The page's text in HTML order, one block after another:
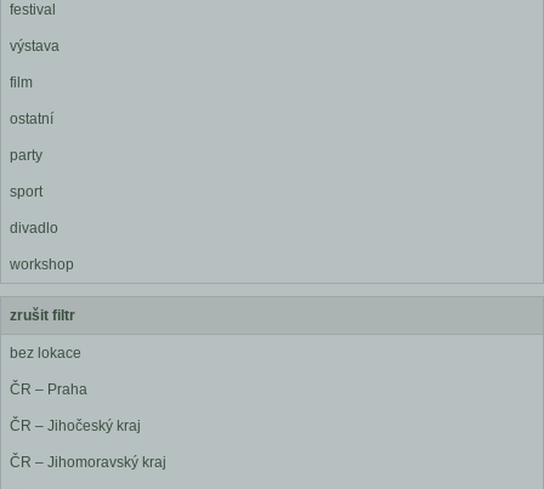
festival
výstava
film
ostatní
party
sport
divadlo
workshop
zrušit filtr
bez lokace
ČR – Praha
ČR – Jihočeský kraj
ČR – Jihomoravský kraj